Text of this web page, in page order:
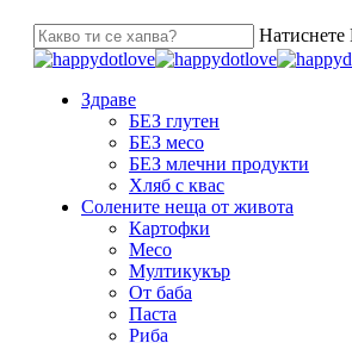
Натиснете
Здраве
БЕЗ глутен
БЕЗ месо
БЕЗ млечни продукти
Хляб с квас
Солените неща от живота
Картофки
Месо
Мултикукър
От баба
Паста
Риба